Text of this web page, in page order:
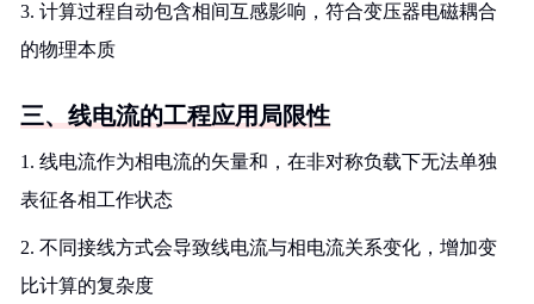
3. 计算过程自动包含相间互感影响，符合变压器电磁耦合
的物理本质
三、线电流的工程应用局限性
1. 线电流作为相电流的矢量和，在非对称负载下无法单独
表征各相工作状态
2. 不同接线方式会导致线电流与相电流关系变化，增加变
比计算的复杂度